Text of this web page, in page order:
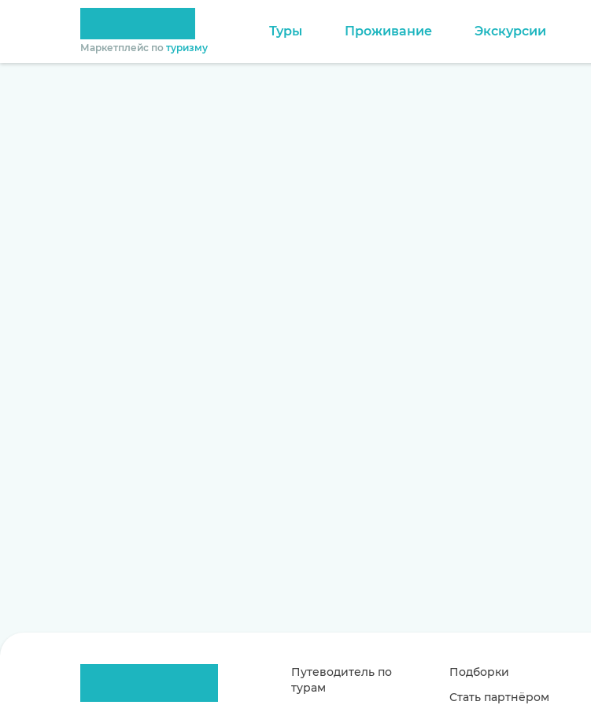
Маркетплейс по туризму
Туры Проживание Экскурсии
Путеводитель по
турам
Подборки
Стать партнёром